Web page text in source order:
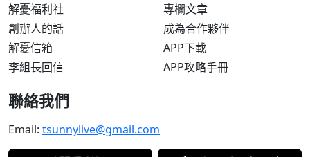
解憂福利社
創辦人的話
解憂信箱
李組長回信
專欄文章
成為合作夥伴
APP下載
APP攻略手冊
聯絡我們
Email: tsunnylive@gmail.com